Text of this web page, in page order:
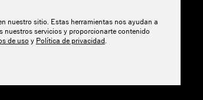
nuestro sitio. Estas herramientas nos ayudan a
servicios y proporcionarte contenido
de uso y Política de privacidad